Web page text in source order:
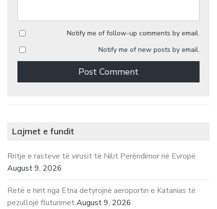
Notify me of follow-up comments by email.
Notify me of new posts by email.
Lajmet e fundit
Rritje e rasteve të virusit të Nilit Perëndimor në Evropë
August 9, 2026
Retë e hirit nga Etna detyrojnë aeroportin e Katanias të
pezullojë fluturimetAugust 9, 2026